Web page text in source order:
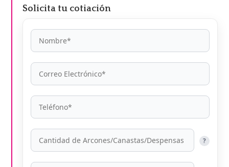
Solicita tu cotiación
?